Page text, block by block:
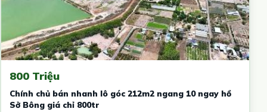
800 Triệu
Chính chủ bán nhanh lô góc 212m2 ngang 10 ngay hồ
Sở Bông giá chỉ 800tr